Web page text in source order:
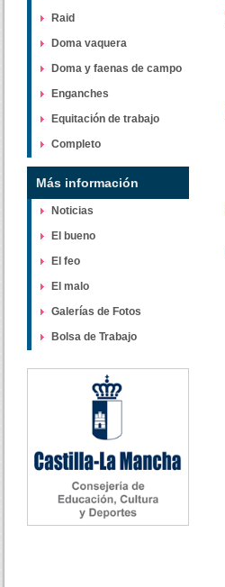
Raid
Doma vaquera
Doma y faenas de campo
Enganches
Equitación de trabajo
Completo
Más información
Noticias
El bueno
El feo
El malo
Galerías de Fotos
Bolsa de Trabajo